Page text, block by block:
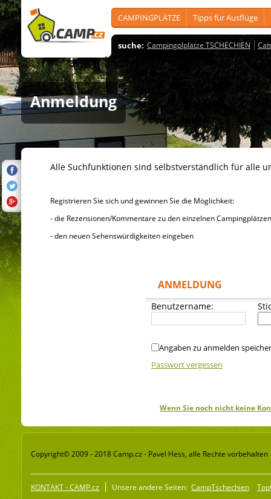
CAMPINGPLÄTZE Tipps für Ausflüge
suche: Campingplplätze TSCHECHIEN
Anmeldung
Alle Suchfunktionen sind selbstverständlich für alle
Registrieren Sie sich und gewinnen Sie die Möglichkeit:
- die Rezensionen/Kommentare zu den einzelnen
- den neuen Sehenswürdigkeiten eingeben
ANMELDUNG
Benutzername:
Angaben zu anmelden
Passwort vergessen
Wenn Sie noch nicht keine
Copyright© 2009 - 2018 Camp.cz - Pavel Hess, alle Rechte vorbehalten
KONTAKT - CAMP.cz Unsere andere Seiten: CampTschechien